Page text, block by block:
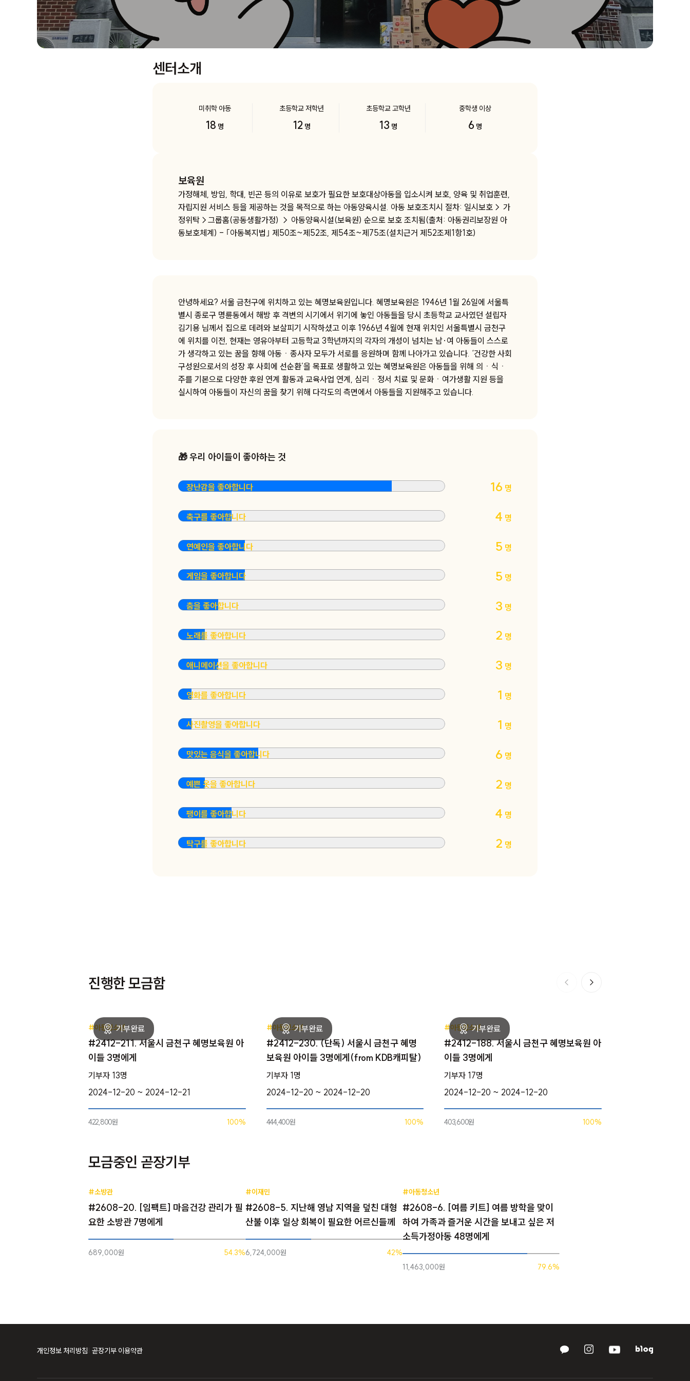
센터소개
미취학 아동
18 명
초등학교 저학년
12명
초등학교 고학년
13 명
중학생 이상
6 명
보육원
가정해체, 방임, 학대, 빈곤 등의 이유로 보호가 필요한 보호대상아동을 입소시켜 보호, 양육 및 취업훈련,
자립지원 서비스 등을 제공하는 것을 목적으로 하는 아동양육시설. 아동 보호조치시 절차: 일시보호→ 가
정위탁→그룹홈(공동생활가정) → 아동양육시설(보육원) 순으로 보호 조치됨(출처: 아동권리보장원 아
동보호체계) - ｢아동복지법｣ 제50조~제52조, 제54조~제75조(설치근거 제52조제1항1호)
안녕하세요? 서울 금천구에 위치하고 있는 혜명보육원입니다. 혜명보육원은 1946년 1월 26일에 서울특
별시 종로구 명륜동에서 해방 후 격변의 시기에서 위기에 놓인 아동들을 당시 초등학교 교사였던 설립자
김기용 님께서 집으로 데려와 보살피기 시작하셨고 이후 1966년 4월에 현재 위치인 서울특별시 금천구
에 위치를 이전, 현재는 영유아부터 고등학교 3학년까지의 각자의 개성이 넘치는 남·여 아동들이 스스로
가 생각하고 있는 꿈을 향해 아동ㆍ종사자 모두가 서로를 응원하며 함께 나아가고 있습니다. ‘건강한 사회
구성원으로서의 성장 후 사회에 선순환’을 목표로 생활하고 있는 혜명보육원은 아동들을 위해 의ㆍ식ㆍ
주를 기본으로 다양한 후원 연계 활동과 교육사업 연계, 심리ㆍ정서 치료 및 문화ㆍ여가생활 지원 등을
실시하여 아동들이 자신의 꿈을 찾기 위해 다각도의 측면에서 아동들을 지원해주고 있습니다.
🎁 우리 아이들이 좋아하는 것
장난감을 좋아합니다 16 명
축구를 좋아합니다 4 명
연예인을 좋아합니다 5 명
게임을 좋아합니다 5 명
춤을 좋아합니다 3 명
노래를 좋아합니다 2 명
애니메이션을 좋아합니다 3 명
영화를 좋아합니다 1 명
사진촬영을 좋아합니다 1 명
맛있는 음식을 좋아합니다 6 명
예쁜 옷을 좋아합니다 2 명
팽이를 좋아합니다 4 명
탁구를 좋아합니다 2 명
진행한 모금함
#아동청소년
#2412-211. 서울시 금천구 혜명보육원 아
이들 3명에게
기부자 13명
2024-12-20 ~ 2024-12-21
422,800원 100%
#아동청소년
#2412-230. (단독) 서울시 금천구 혜명
보육원 아이들 3명에게(from KDB캐피탈)
기부자 1명
2024-12-20 ~ 2024-12-20
444,400원 100%
#아동청소년
#2412-188. 서울시 금천구 혜명보육원 아
이들 3명에게
기부자 17명
2024-12-20 ~ 2024-12-20
403,600원 100%
모금중인 곧장기부
#소방관
#2608-20. [임팩트] 마음건강 관리가 필
요한 소방관 7명에게
689,000원 54.3%
#이재민
#2608-5. 지난해 영남 지역을 덮친 대형
산불 이후 일상 회복이 필요한 어르신들께
6,724,000원 42%
#아동청소년
#2608-6. [여름 키트] 여름 방학을 맞이
하여 가족과 즐거운 시간을 보내고 싶은 저
소득가정아동 48명에게
11,463,000원 79.6%
개인정보 처리방침 곧장기부 이용약관